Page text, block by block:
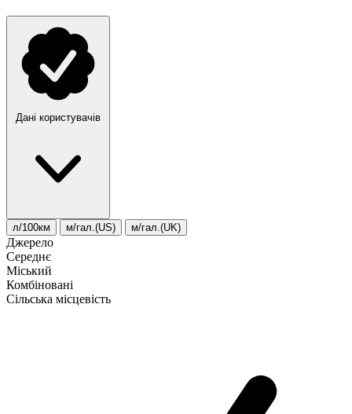
Дані користувачів
л/100км м/гал.(US) м/гал.(UK)
Джерело
Середнє
Міський
Комбіновані
Сільська місцевість